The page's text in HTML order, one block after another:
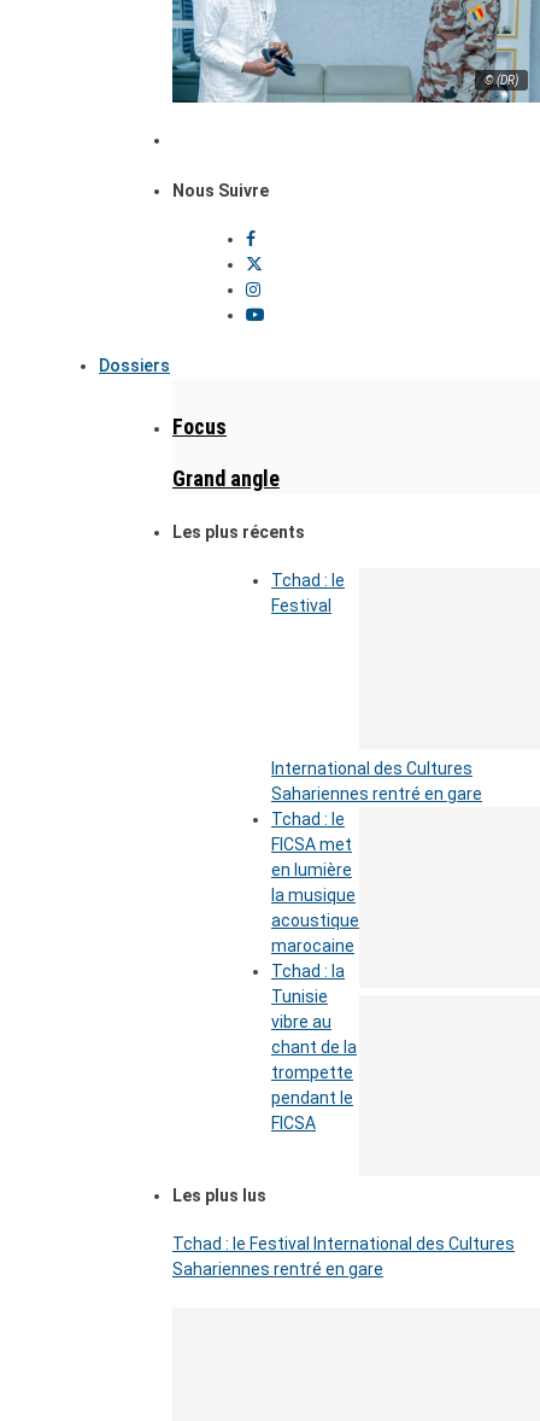
© (DR)
Nous Suivre
Dossiers
Focus
Grand angle
Les plus récents
Tchad : le
Festival
International des Cultures
Sahariennes rentré en gare
Tchad : le
FICSA met
en lumière
la musique
acoustique
marocaine
Tchad : la
Tunisie
vibre au
chant de la
trompette
pendant le
FICSA
Les plus lus
Tchad : le Festival International des Cultures
Sahariennes rentré en gare